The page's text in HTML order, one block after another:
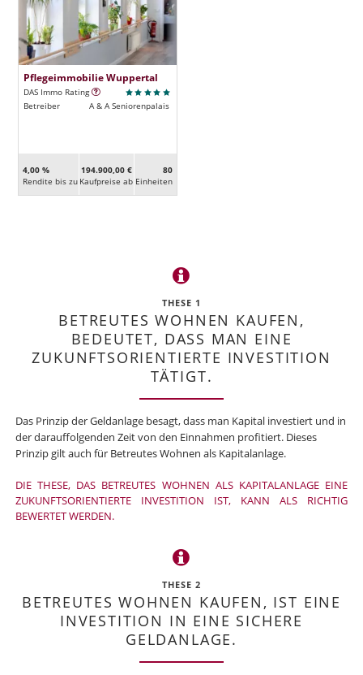
Pflegeimmobilie Wuppertal
DAS Immo Rating
Betreiber
A & A Seniorenpalais
4,00 %
Rendite bis zu
194.900,00 €
Kaufpreise ab
80
Ein­heiten
THESE 1
BETREUTES WOHNEN KAUFEN,
BEDEUTET, DASS MAN EINE
ZUKUNFTSORIENTIERTE INVESTITION
TÄTIGT.
Das Prinzip der Geldanlage besagt, dass man Kapital investiert und in
der darauffolgenden Zeit von den Einnahmen profitiert. Dieses
Prinzip gilt auch für Betreutes Wohnen als Kapitalanlage.
DIE THESE, DAS BETREUTES WOHNEN ALS KAPITALANLAGE EINE
ZUKUNFTSORIENTIERTE INVESTITION IST, KANN ALS RICHTIG
BEWERTET WERDEN.
THESE 2
BETREUTES WOHNEN KAUFEN, IST EINE
INVESTITION IN EINE SICHERE
GELDANLAGE.